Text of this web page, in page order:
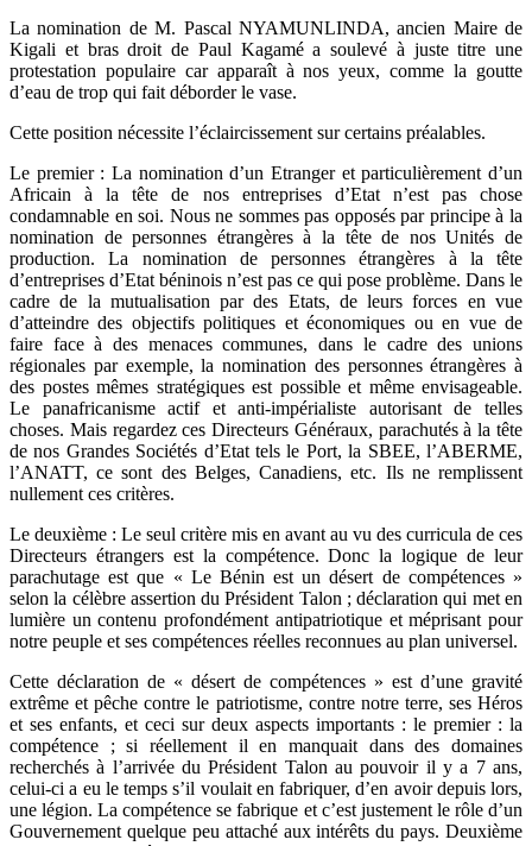
La nomination de M. Pascal NYAMUNLINDA, ancien Maire de
Kigali et bras droit de Paul Kagamé a soulevé à juste titre une
protestation populaire car apparaît à nos yeux, comme la goutte
d’eau de trop qui fait déborder le vase.
Cette position nécessite l’éclaircissement sur certains préalables.
Le premier : La nomination d’un Etranger et particulièrement d’un
Africain à la tête de nos entreprises d’Etat n’est pas chose
condamnable en soi. Nous ne sommes pas opposés par principe à la
nomination de personnes étrangères à la tête de nos Unités de
production. La nomination de personnes étrangères à la tête
d’entreprises d’Etat béninois n’est pas ce qui pose problème. Dans le
cadre de la mutualisation par des Etats, de leurs forces en vue
d’atteindre des objectifs politiques et économiques ou en vue de
faire face à des menaces communes, dans le cadre des unions
régionales par exemple, la nomination des personnes étrangères à
des postes mêmes stratégiques est possible et même envisageable.
Le panafricanisme actif et anti-impérialiste autorisant de telles
choses. Mais regardez ces Directeurs Généraux, parachutés à la tête
de nos Grandes Sociétés d’Etat tels le Port, la SBEE, l’ABERME,
l’ANATT, ce sont des Belges, Canadiens, etc. Ils ne remplissent
nullement ces critères.
Le deuxième : Le seul critère mis en avant au vu des curricula de ces
Directeurs étrangers est la compétence. Donc la logique de leur
parachutage est que « Le Bénin est un désert de compétences »
selon la célèbre assertion du Président Talon ; déclaration qui met en
lumière un contenu profondément antipatriotique et méprisant pour
notre peuple et ses compétences réelles reconnues au plan universel.
Cette déclaration de « désert de compétences » est d’une gravité
extrême et pêche contre le patriotisme, contre notre terre, ses Héros
et ses enfants, et ceci sur deux aspects importants : le premier : la
compétence ; si réellement il en manquait dans des domaines
recherchés à l’arrivée du Président Talon au pouvoir il y a 7 ans,
celui-ci a eu le temps s’il voulait en fabriquer, d’en avoir depuis lors,
une légion. La compétence se fabrique et c’est justement le rôle d’un
Gouvernement quelque peu attaché aux intérêts du pays. Deuxième